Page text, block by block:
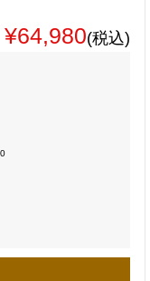
¥64,980(税込)